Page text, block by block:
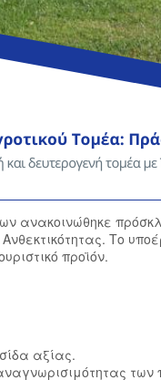
ανακοινώθηκε
Το
προϊόν.
αξίας.